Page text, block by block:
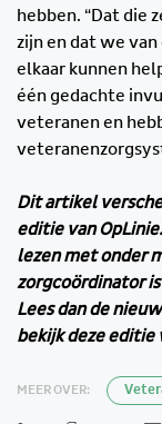
hebben. “Dat die
zijn en dat we
elkaar kunnen
één gedachte
veteranen en
Dit artikel
editie van
lezen met onder
zorgcoördinator
Lees dan de
bekijk deze editie
MEER OVER: